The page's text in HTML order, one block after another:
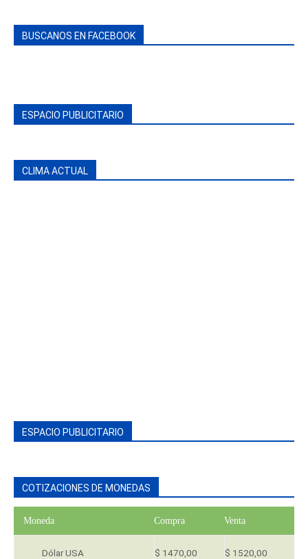
BUSCANOS EN FACEBOOK
ESPACIO PUBLICITARIO
CLIMA ACTUAL
ESPACIO PUBLICITARIO
COTIZACIONES DE MONEDAS
Moneda Compra Venta
Dólar USA $ 1470,00 $ 1520,00